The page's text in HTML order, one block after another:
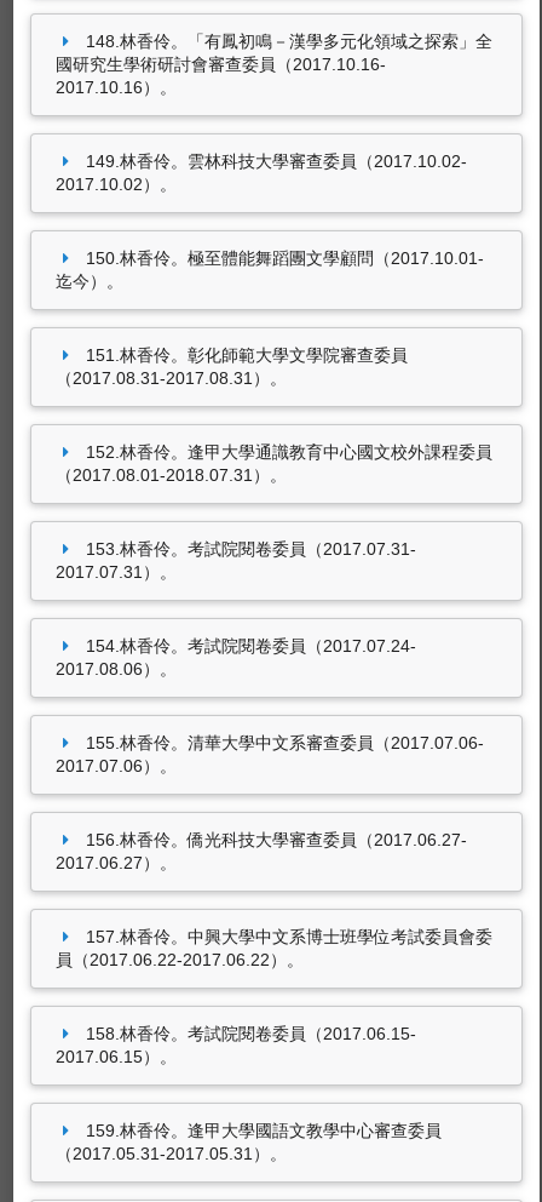
148.林香伶。「有鳳初鳴－漢學多元化領域之探索」全
國研究生學術研討會審查委員（2017.10.16-
2017.10.16）。
149.林香伶。雲林科技大學審查委員（2017.10.02-
2017.10.02）。
150.林香伶。極至體能舞蹈團文學顧問（2017.10.01-
迄今）。
151.林香伶。彰化師範大學文學院審查委員
（2017.08.31-2017.08.31）。
152.林香伶。逢甲大學通識教育中心國文校外課程委員
（2017.08.01-2018.07.31）。
153.林香伶。考試院閱卷委員（2017.07.31-
2017.07.31）。
154.林香伶。考試院閱卷委員（2017.07.24-
2017.08.06）。
155.林香伶。清華大學中文系審查委員（2017.07.06-
2017.07.06）。
156.林香伶。僑光科技大學審查委員（2017.06.27-
2017.06.27）。
157.林香伶。中興大學中文系博士班學位考試委員會委
員（2017.06.22-2017.06.22）。
158.林香伶。考試院閱卷委員（2017.06.15-
2017.06.15）。
159.林香伶。逢甲大學國語文教學中心審查委員
（2017.05.31-2017.05.31）。